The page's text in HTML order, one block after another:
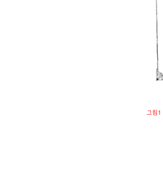
그림1